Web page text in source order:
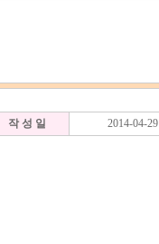
작 성 일 2014-04-29